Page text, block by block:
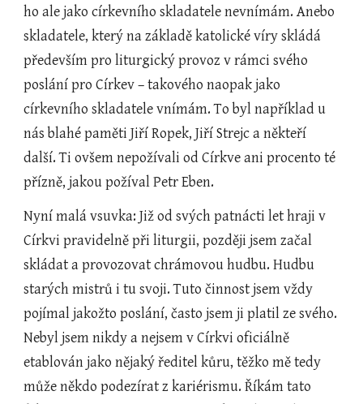
ho ale jako církevního skladatele nevnímám. Anebo
skladatele, který na základě katolické víry skládá
především pro liturgický provoz v rámci svého
poslání pro Církev – takového naopak jako
církevního skladatele vnímám. To byl například u
nás blahé paměti Jiří Ropek, Jiří Strejc a někteří
další. Ti ovšem nepožívali od Církve ani procento té
přízně, jakou požíval Petr Eben.
Nyní malá vsuvka: Již od svých patnácti let hraji v
Církvi pravidelně při liturgii, později jsem začal
skládat a provozovat chrámovou hudbu. Hudbu
starých mistrů i tu svoji. Tuto činnost jsem vždy
pojímal jakožto poslání, často jsem ji platil ze svého.
Nebyl jsem nikdy a nejsem v Církvi oficiálně
etablován jako nějaký ředitel kůru, těžko mě tedy
může někdo podezírat z kariérismu. Říkám tato